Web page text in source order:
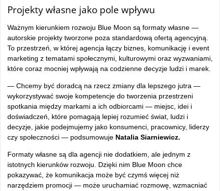
Projekty własne jako pole wpływu
Ważnym kierunkiem rozwoju Blue Moon są formaty własne —
autorskie projekty tworzone poza standardową ofertą agencyjną.
To przestrzeń, w której agencja łączy biznes, komunikację i event
marketing z tematami społecznymi, kulturowymi oraz wyzwaniami,
które coraz mocniej wpływają na codzienne decyzje ludzi i marek.
— Chcemy być doradcą na rzecz zmiany dla lepszego jutra —
wykorzystywać swoje kompetencje do tworzenia przestrzeni
spotkania między markami a ich odbiorcami — miejsc, idei i
doświadczeń, które pomagają lepiej rozumieć świat, ludzi i
decyzje, jakie podejmujemy jako konsumenci, pracownicy, liderzy
czy społeczności — podsumowuje Natalia Siarniewicz.
Formaty własne są dla agencji nie dodatkiem, ale jednym z
istotnych kierunków rozwoju. Dzięki nim Blue Moon chce
pokazywać, że komunikacja może być czymś więcej niż
narzędziem promocji — może uruchamiać rozmowę, wzmacniać